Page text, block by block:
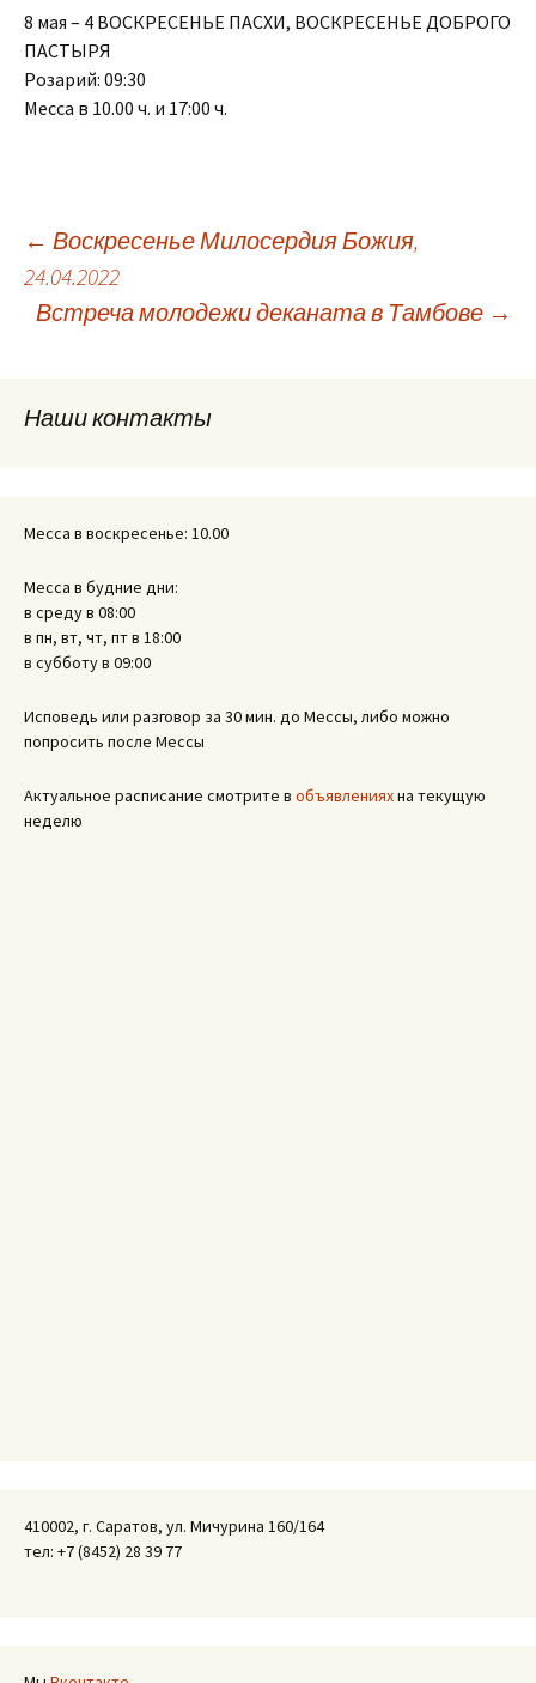
8 мая – 4 ВОСКРЕСЕНЬЕ ПАСХИ, ВОСКРЕСЕНЬЕ ДОБРОГО
ПАСТЫРЯ
Розарий: 09:30
Месса в 10.00 ч. и 17:00 ч.
Навигация
по
записям
← Воскресенье Милосердия Божия,
24.04.2022
Встреча молодежи деканата в Тамбове →
Наши контакты
Месса в воскресенье: 10.00
Месса в будние дни:
в среду в 08:00
в пн, вт, чт, пт в 18:00
в субботу в 09:00
Исповедь или разговор за 30 мин. до Мессы, либо можно
попросить после Мессы
Актуальное расписание смотрите в объявленияхна текущую
неделю
410002, г. Саратов, ул. Мичурина 160/164
тел: +7 (8452) 28 39 77